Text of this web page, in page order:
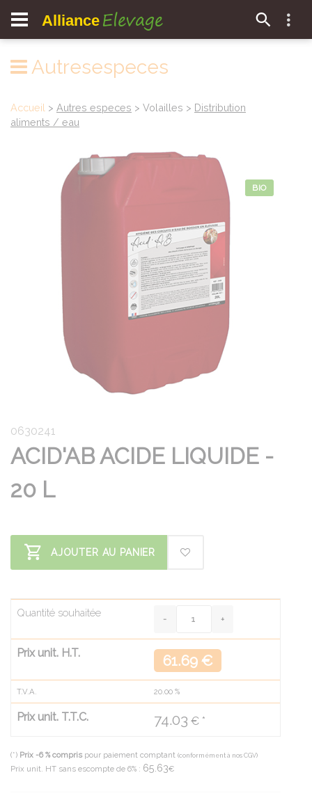
Alliance Elevage
Autresespeces
Accueil > Autres especes > Volailles > Distribution
aliments / eau
BIO
0630241
ACID'AB ACIDE LIQUIDE -
20 L
AJOUTER AU PANIER
Quantité souhaitée
Prix unit. H.T. 61.69 €
T.V.A. 20.00 %
Prix unit. T.T.C. 74.03 € *
(*) Prix -6 % compris pour paiement comptant (conformément à nos CGV)
Prix unit. HT sans escompte de 6% : 65.63€